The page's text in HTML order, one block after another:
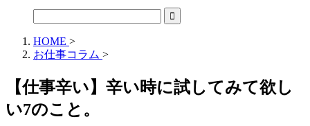
HOME >
お仕事コラム >
【仕事辛い】辛い時に試してみて欲し
い7のこと。